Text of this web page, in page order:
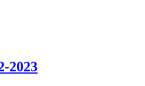
2023